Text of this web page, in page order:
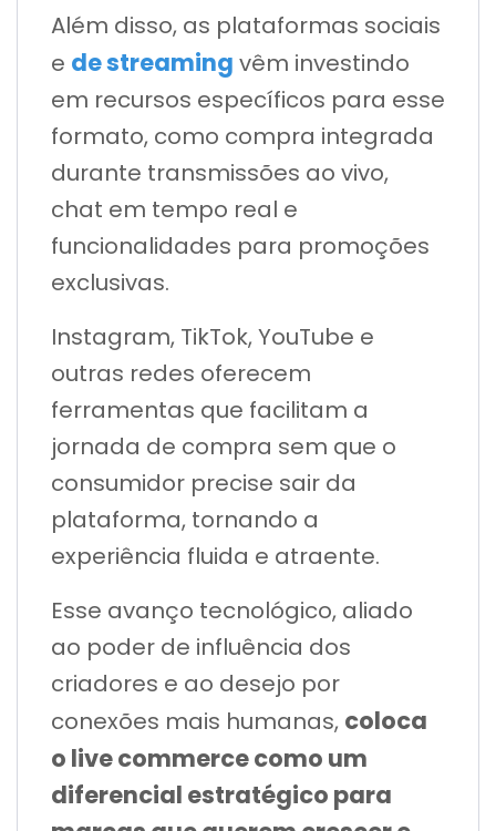
Além disso, as plataformas sociais
e de streaming vêm investindo
em recursos específicos para esse
formato, como compra integrada
durante transmissões ao vivo,
chat em tempo real e
funcionalidades para promoções
exclusivas.
Instagram, TikTok, YouTube e
outras redes oferecem
ferramentas que facilitam a
jornada de compra sem que o
consumidor precise sair da
plataforma, tornando a
experiência fluida e atraente.
Esse avanço tecnológico, aliado
ao poder de influência dos
criadores e ao desejo por
conexões mais humanas, coloca
o live commerce como um
diferencial estratégico para